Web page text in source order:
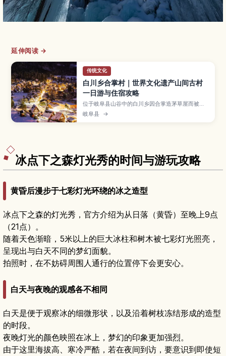
延伸阅读 →
传统文化
白川乡合掌村｜世界文化遗产山间古村
一日游与住宿攻略
位于岐阜县山谷中的白川乡因合掌造茅草屋而被登
录为世界文化遗产，是人气极高的乡村景点。文章
介绍展望台眺望全村的绝佳视角、合掌造民家内部
岐阜县 →
冰点下之森灯光秀的时间与游玩攻略
黄昏后漫步于七彩灯光环绕的冰之造型
冰点下之森的灯光秀，官方介绍为从日落（黄昏）至晚上9点
（21点）。
随着天色渐暗，5米以上的巨大冰柱和树木被七彩灯光照亮，
呈现出与白天不同的梦幻面貌。
拍照时，在不妨碍周围人通行的位置停下会更安心。
白天与夜晚的观感各不相同
白天是便于观察冰的细微形状，以及沿着树枝冻结形成的造型
的时段。
夜晚灯光的颜色映照在冰上，梦幻的印象更加强烈。
由于这里海拔高、寒冷严酷，若在夜间到访，要意识到即使短